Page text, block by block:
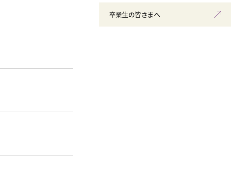
卒業生の皆さまへ